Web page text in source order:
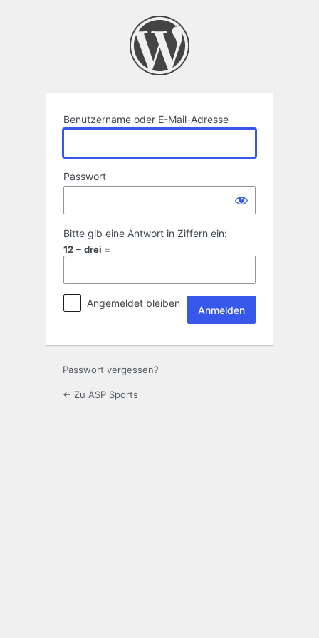
Benutzername oder E-Mail-Adresse
Passwort
Bitte gib eine Antwort in Ziffern ein:
12 − drei =
Angemeldet bleiben
Passwort vergessen?
← Zu ASP Sports